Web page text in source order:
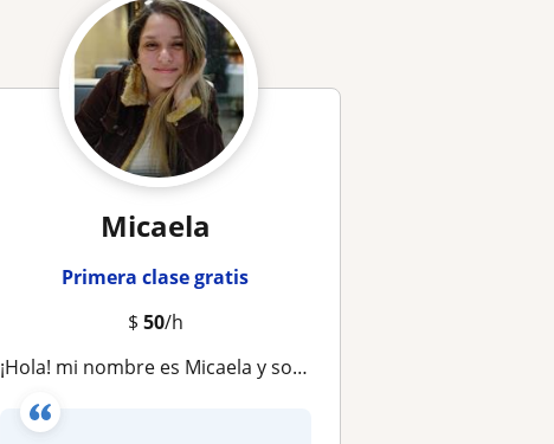
Micaela
Primera clase gratis
$ 50/h
¡Hola! mi nombre es Micaela y soy maestra de educación primaria